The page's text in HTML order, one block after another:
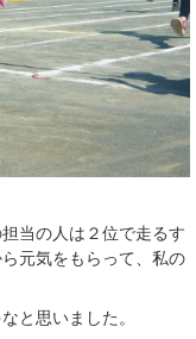
当の人は２位で走るす
元気をもらって、私の
と思いました。